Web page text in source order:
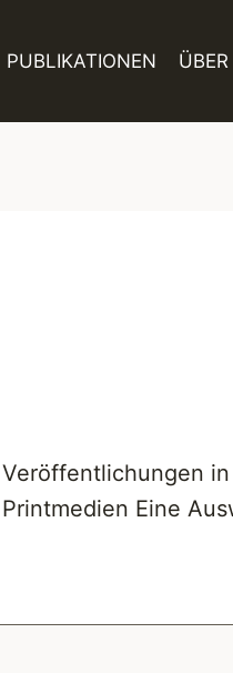
PUBLIKATIONEN
Veröffentlichungen in
Printmedien Eine